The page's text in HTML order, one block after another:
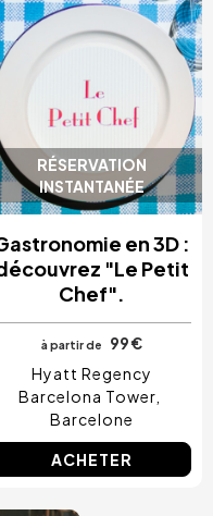
RÉSERVATION
INSTANTANÉE
en 3D :
"Le Petit
Chef".
à partir de
99 €
Hyatt Regency
Barcelona Tower
Barcelone
ACHETER